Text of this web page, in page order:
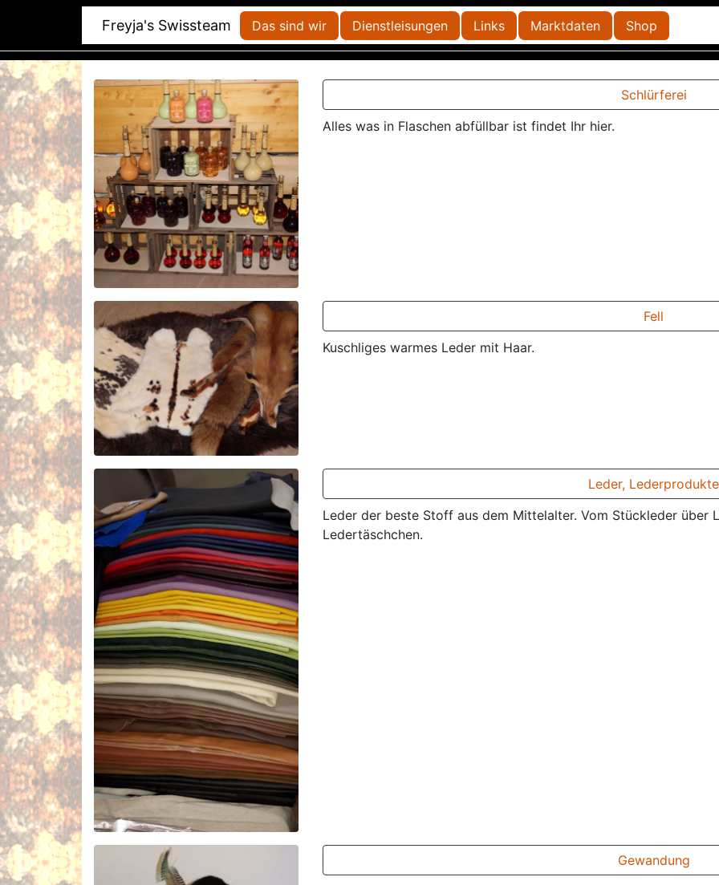
Freyja's Swissteam Das sind wir Dienstleisungen Links Marktdaten Shop
Schlürferei
Alles was in Flaschen abfüllbar ist findet Ihr hier.
Fell
Kuschliges warmes Leder mit Haar.
Leder, Lederprodukte
Leder der beste Stoff aus dem Mittelalter. Vom Stückleder über
Ledertäschchen.
Gewandung